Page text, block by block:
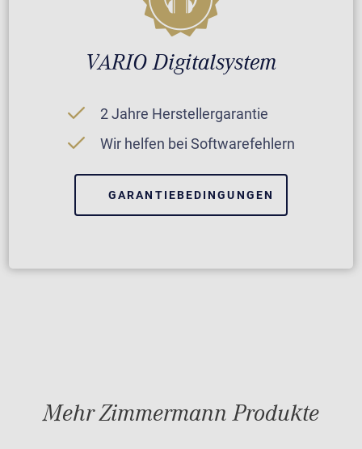
VARIO Digitalsystem
2 Jahre Herstellergarantie
Wir helfen bei Softwarefehlern
GARANTIEBEDINGUNGEN
Mehr Zimmermann Produkte